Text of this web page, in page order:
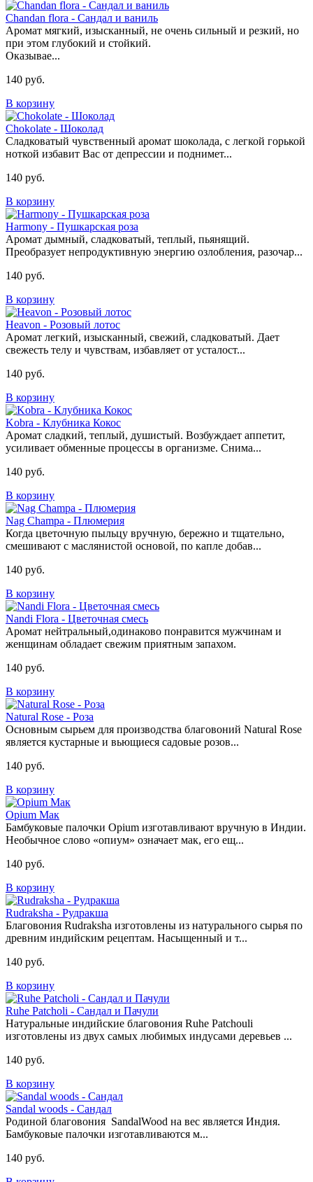
Chandan flora - Сандал и ваниль
Аромат мягкий, изысканный, не очень сильный и резкий, но
при этом глубокий и стойкий.
Оказывае...
140 руб.
В корзину
Chokolate - Шоколад
Сладковатый чувственный аромат шоколада, с легкой горькой
ноткой избавит Вас от депрессии и поднимет...
140 руб.
В корзину
Harmony - Пушкарская роза
Аромат дымный, сладковатый, теплый, пьянящий.
Преобразует непродуктивную энергию озлобления, разочар...
140 руб.
В корзину
Heavon - Розовый лотос
Аромат легкий, изысканный, свежий, сладковатый. Дает
свежесть телу и чувствам, избавляет от усталост...
140 руб.
В корзину
Kobra - Клубника Кокос
Аромат сладкий, теплый, душистый. Возбуждает аппетит,
усиливает обменные процессы в организме. Снима...
140 руб.
В корзину
Nag Champa - Плюмерия
Когда цветочную пыльцу вручную, бережно и тщательно,
смешивают с маслянистой основой, по капле добав...
140 руб.
В корзину
Nandi Flora - Цветочная смесь
Аромат нейтральный,одинаково понравится мужчинам и
женщинам обладает свежим приятным запахом.
140 руб.
В корзину
Natural Rose - Роза
Основным сырьем для производства благовоний Natural Rose
является кустарные и вьющиеся садовые розов...
140 руб.
В корзину
Opium Мак
Бамбуковые палочки Opium изготавливают вручную в Индии.
Необычное слово «опиум» означает мак, его ещ...
140 руб.
В корзину
Rudraksha - Рудракша
Благовония Rudraksha изготовлены из натурального сырья по
древним индийским рецептам. Насыщенный и т...
140 руб.
В корзину
Ruhe Patcholi - Сандал и Пачули
Натуральные индийские благовония Ruhe Patchouli
изготовлены из двух самых любимых индусами деревьев ...
140 руб.
В корзину
Sandal woods - Сандал
Родиной благовония SandalWood на вес является Индия.
Бамбуковые палочки изготавливаются м...
140 руб.